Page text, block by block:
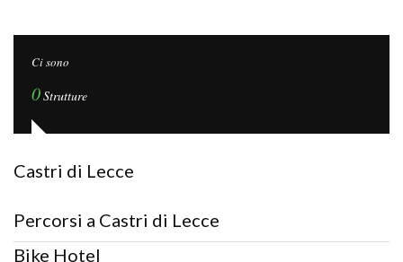
Ci sono
0Strutture
Castri di Lecce
Percorsi a Castri di Lecce
Bike Hotel